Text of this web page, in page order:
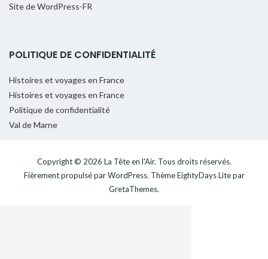
Site de WordPress-FR
POLITIQUE DE CONFIDENTIALITÉ
Histoires et voyages en France
Histoires et voyages en France
Politique de confidentialité
Val de Marne
Copyright © 2026 La Tête en l'Air. Tous droits réservés.
Fièrement propulsé parWordPress. ThèmeEightyDays Litepar
GretaThemes.